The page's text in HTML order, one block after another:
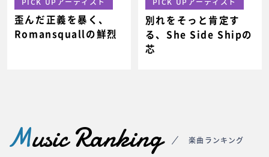
歪んだ正義を暴く、
Romansquallの鮮烈
別れをそっと肯定す
る、She Side Shipの
芯
Music Ranking 楽曲ランキング